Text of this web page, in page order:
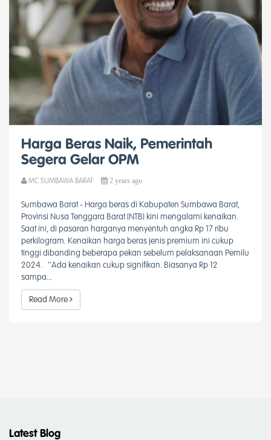
Harga Beras Naik, Pemerintah
Segera Gelar OPM
MC SUMBAWA BARAT 2 years ago
Sumbawa Barat - Harga beras di Kabupaten Sumbawa Barat,
Provinsi Nusa Tenggara Barat (NTB) kini mengalami kenaikan.
Saat ini, di pasaran harganya menyentuh angka Rp 17 ribu
perkilogram. Kenaikan harga beras jenis premium ini cukup
tinggi dibanding beberapa pekan sebelum pelaksanaan Pemilu
2024. ‘’Ada kenaikan cukup signifikan. Biasanya Rp 12
sampa...
Read More
Latest Blog